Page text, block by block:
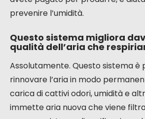
VMC a doppio flusso
facilmente. Si fissa direttamente in
che è perfetto per le case che
fascino e dove non si vuole
installare un sistema di
Come faccio a sapere se ho
VMC a doppio flusso
Se vivete in una casa ben isolata,